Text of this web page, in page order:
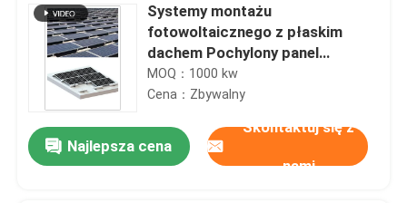
Systemy montażu
fotowoltaicznego z płaskim
dachem Pochylony panel
słoneczny 1200 mm Szyna
montażowa PV MRA3
MOQ：1000 kw
Cena：Zbywalny
Najlepsza cena
Skontaktuj się z
nami